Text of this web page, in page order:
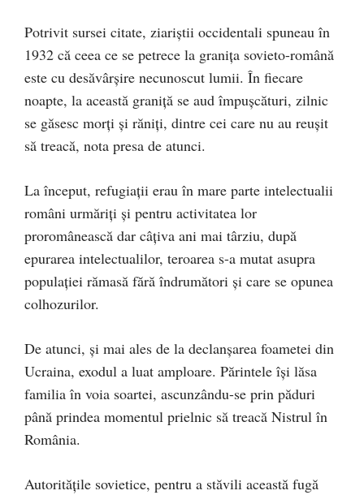
Potrivit sursei citate, ziariştii occidentali spuneau în
1932 că ceea ce se petrece la graniţa sovieto-română
este cu desăvârşire necunoscut lumii. În fiecare
noapte, la această graniţă se aud împuşcături, zilnic
se găsesc morţi şi răniţi, dintre cei care nu au reuşit
să treacă, nota presa de atunci.
La început, refugiaţii erau în mare parte intelectualii
români urmăriţi şi pentru activitatea lor
proromânească dar câţiva ani mai târziu, după
epurarea intelectualilor, teroarea s-a mutat asupra
populaţiei rămasă fără îndrumători şi care se opunea
colhozurilor.
De atunci, şi mai ales de la declanşarea foametei din
Ucraina, exodul a luat amploare. Părintele îşi lăsa
familia în voia soartei, ascunzându-se prin păduri
până prindea momentul prielnic să treacă Nistrul în
România.
Autorităţile sovietice, pentru a stăvili această fugă